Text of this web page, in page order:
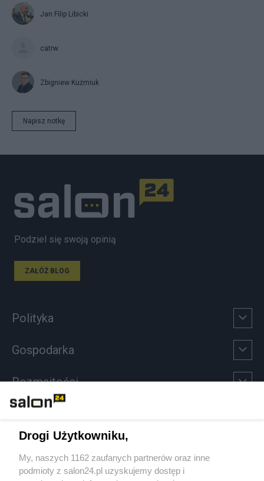
Jan Filip Libicki
catrw
Zbigniew Kuźmiuk
Napisz notkę
Podziel się swoją opinią
ZAŁÓŻ BLOG
Polityka
Gospodarka
Rozmaitości
Sport
Społeczeństwo
Drogi Użytkowniku,
My, naszych 1162 zaufanych partnerów oraz inne
podmioty z salon24.pl uzyskujemy dostęp i